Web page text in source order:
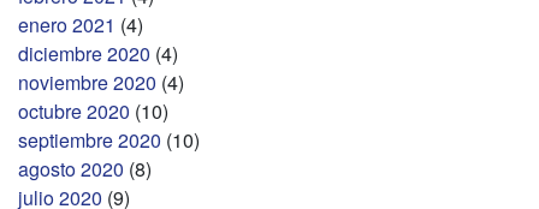
enero 2021 (4)
diciembre 2020 (4)
noviembre 2020 (4)
octubre 2020 (10)
septiembre 2020 (10)
agosto 2020 (8)
julio 2020 (9)